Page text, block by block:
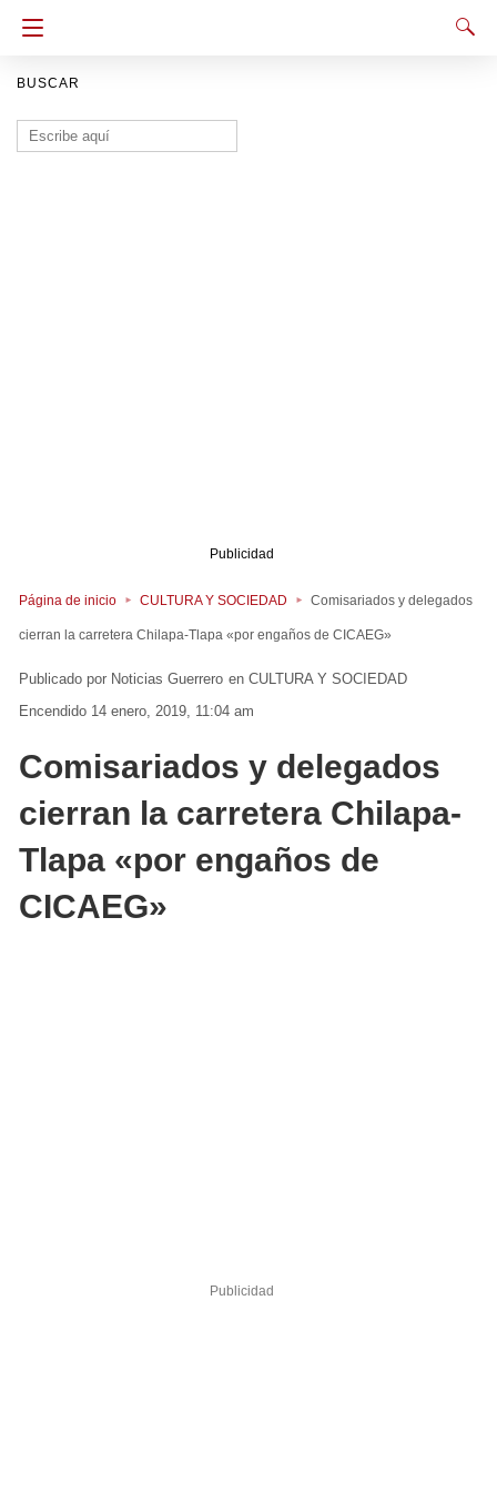
BUSCAR
Buscar:
Publicidad
Página de inicio CULTURA Y SOCIEDAD Comisariados y delegados
cierran la carretera Chilapa-Tlapa «por engaños de CICAEG»
Noticias Guerrero en CULTURA Y SOCIEDAD
Encendido 14 enero, 2019, 11:04 am
Comisariados y delegados
cierran la carretera Chilapa-
Tlapa «por engaños de
CICAEG»
Publicidad